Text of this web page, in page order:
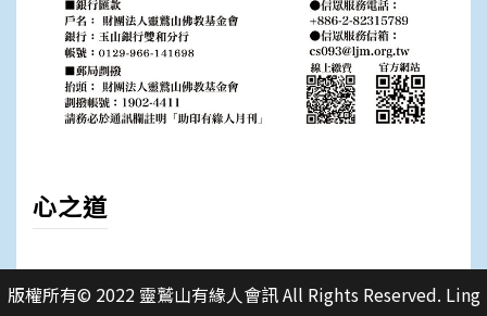
心之道
版權所有© 2022 靈鷲山有緣人會訊 All Rights Reserved. Ling